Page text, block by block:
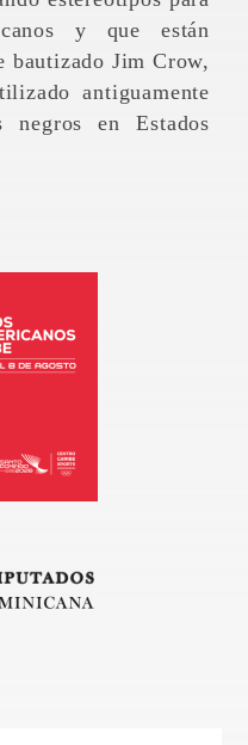
y que están
bautizado Jim Crow,
antiguamente
negros en Estados